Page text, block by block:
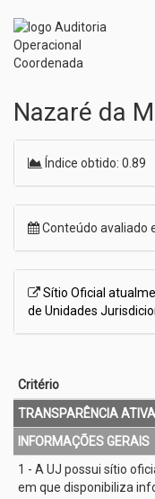
Nazaré da
Índice obtido: 0.89
Conteúdo avaliado
Sítio Oficial
de Unidades
Critério
TRANSPARÊNCIA ATIVA
INFORMAÇÕES GERAIS
1 - A UJ possui sítio
em que disponibiliza